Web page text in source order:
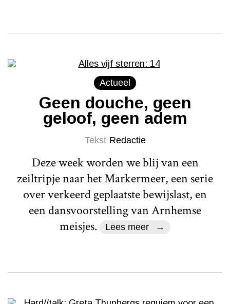
Actueel
Geen douche, geen
geloof, geen adem
Tekst Redactie
Deze week worden we blij van een
zeiltripje naar het Markermeer, een serie
over verkeerd geplaatste bewijslast, en
een dansvoorstelling van Arnhemse
meisjes.
Lees meer